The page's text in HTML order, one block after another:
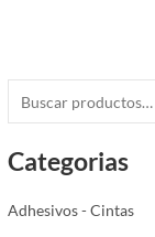
Categorias
Adhesivos - Cintas